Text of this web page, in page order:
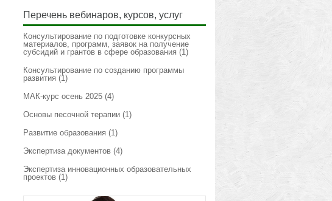
Перечень вебинаров, курсов, услуг
Консультирование по подготовке конкурсных
материалов, программ, заявок на получение
субсидий и грантов в сфере образования (1)
Консультирование по созданию программы
развития (1)
МАК-курс осень 2025 (4)
Основы песочной терапии (1)
Развитие образования (1)
Экспертиза документов (4)
Экспертиза инновационных образовательных
проектов (1)